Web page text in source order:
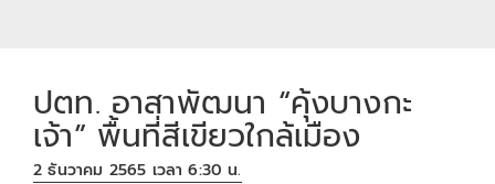
ปตท. อาสาพัฒนา “คุ้งบางกะ
เจ้า” พื้นที่สีเขียวใกล้เมือง
2 ธันวาคม 2565 เวลา 6:30 น.